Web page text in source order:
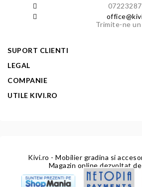
Trimite-ne un
SUPORT CLIENTI
LEGAL
COMPANIE
UTILE KIVI.RO
Kivi.ro - Mobilier gradina si
Magazin online dezvoltat de